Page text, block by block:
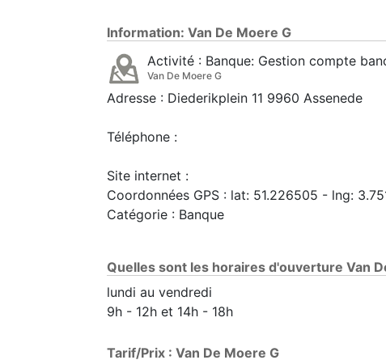
Information: Van De Moere G
Activité : Banque: Gestion compte
Van De Moere G
Adresse : Diederikplein 11 9960 Assenede
Téléphone :
Site internet :
Coordonnées GPS : lat: 51.226505 - lng:
Catégorie : Banque
Quelles sont les horaires d'ouverture Van
lundi au vendredi
9h - 12h et 14h - 18h
Tarif/Prix : Van De Moere G